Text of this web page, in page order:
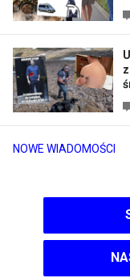
NOWE WIADOMOŚCI